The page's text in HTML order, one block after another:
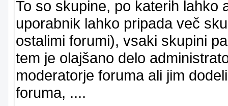
To so skupine, po katerih lahko
uporabnik lahko pripada več
ostalimi forumi), vsaki skupini
tem je olajšano delo
moderatorje foruma ali jim
foruma, ....